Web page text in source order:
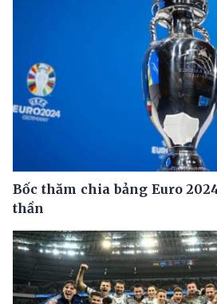
Bốc thăm chia bảng Euro
thần